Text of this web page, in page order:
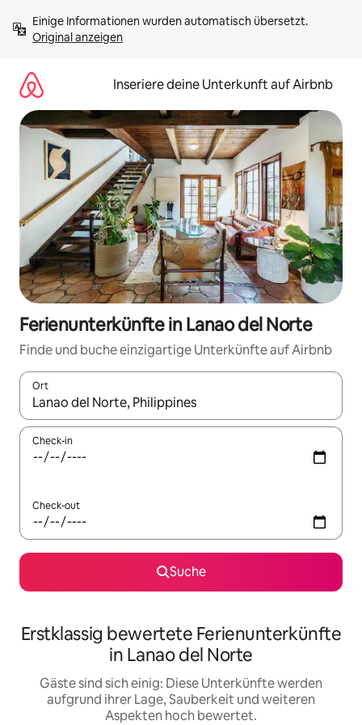
Inhalten
springenOriginal anzeigen
Inseriere deine Unterkunft auf Airbnb
Ferienunterkünfte in Lanao del Norte
Finde und buche einzigartige Unterkünfte auf Airbnb
Ort
Wenn Ergebnisse verfügbar sind, navigiere mit den
Check-in
Check-out
Suche
Erstklassig bewertete Ferienunterkünfte
in Lanao del Norte
Gäste sind sich einig: Diese Unterkünfte werden
aufgrund ihrer Lage, Sauberkeit und weiteren
Aspekten hoch bewertet.